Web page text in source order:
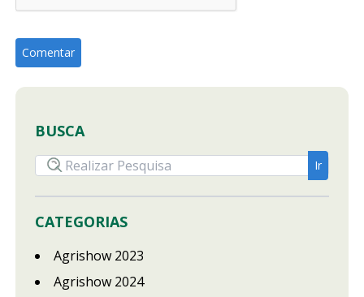
BUSCA
CATEGORIAS
Agrishow 2023
Agrishow 2024